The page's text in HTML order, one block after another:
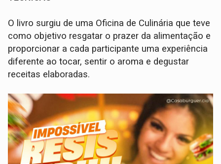
O livro surgiu de uma Oficina de Culinária que teve
como objetivo resgatar o prazer da alimentação e
proporcionar a cada participante uma experiência
diferente ao tocar, sentir o aroma e degustar
receitas elaboradas.